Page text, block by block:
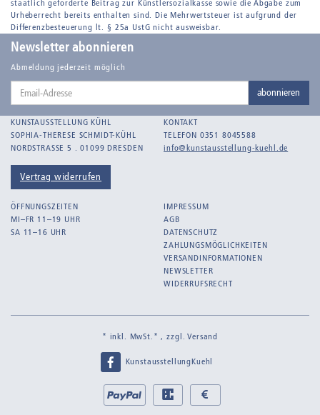
staatlich geforderte Beitrag zur Künstlersozialkasse sowie die Abgabe zum
Urheberrecht bereits enthalten sind. Die Mehrwertsteuer ist aufgrund der
Differenzbesteuerung lt. § 25a UstG nicht ausweisbar.
Newsletter abonnieren
Abmeldung jederzeit möglich
Email-
abonnieren
KUNSTAUSSTELLUNG KÜHL
SOPHIA-THERESE SCHMIDT-KÜHL
NORDSTRASSE 5 . 01099 DRESDEN
Vertrag widerrufen
KONTAKT
TELEFON 0351 8045588
info@kunstausstellung-kuehl.de
ÖFFNUNGSZEITEN
MI–FR 11–19 UHR
SA 11–16 UHR
IMPRESSUM
AGB
DATENSCHUTZ
ZAHLUNGSMÖGLICHKEITEN
VERSANDINFORMATIONEN
NEWSLETTER
WIDERRUFSRECHT
* inkl. MwSt.* , zzgl.Versand
KunstausstellungKuehl
Bei
uns
PayPal
bei
bei